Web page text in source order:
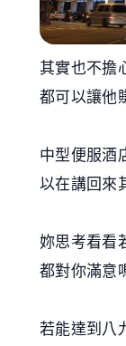
其實也不擔
都可以讓他
中型便服酒
以在講回來
妳思考看看
都對你滿意
若能達到八